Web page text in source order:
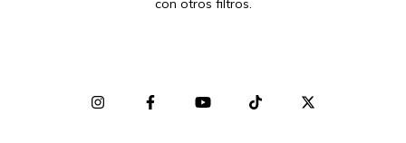
con otros filtros.